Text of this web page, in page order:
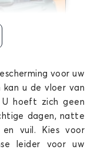
BAYON
voor uw
kan u de vloer van
hoeft zich geen
dagen, natte
en vuil. Kies voor
leider voor uw